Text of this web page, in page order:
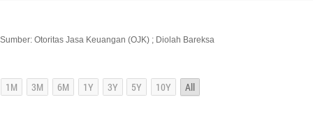
Sumber: Otoritas Jasa Keuangan (OJK) ; Diolah Bareksa